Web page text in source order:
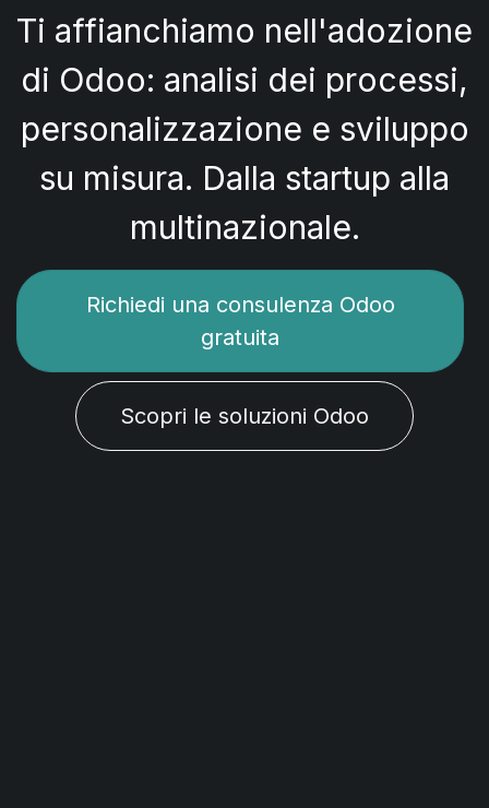
Ti affianchiamo nell'adozione
di Odoo: analisi dei processi,
personalizzazione e sviluppo
su misura. Dalla startup alla
multinazionale.
Richiedi una consulenza Odoo
gratuita
Scopri le soluzioni Odoo